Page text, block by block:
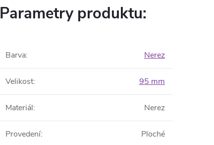
Parametry produktu:
Barva: Nerez
Velikost: 95 mm
Materiál: Nerez
Provedení: Ploché